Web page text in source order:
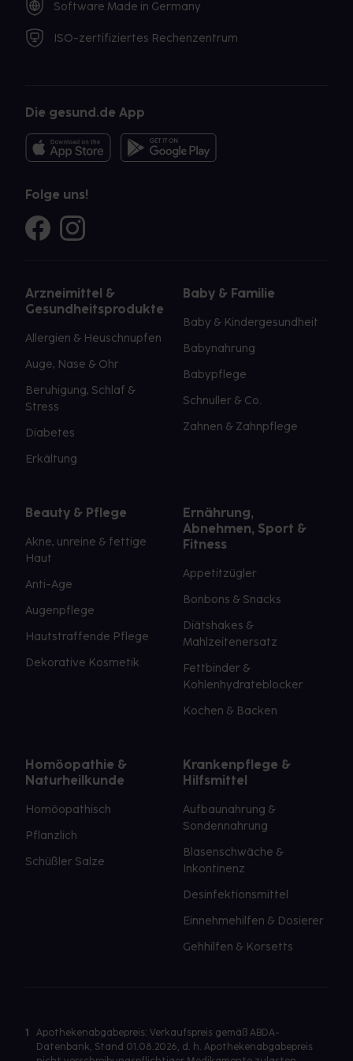
Software Made in Germany
ISO-zertifiziertes Rechenzentrum
Die gesund.de App
Folge uns!
Arzneimittel &
Gesundheitsprodukte
Allergien & Heuschnupfen
Auge, Nase & Ohr
Beruhigung, Schlaf &
Stress
Diabetes
Erkältung
Baby & Familie
Baby & Kindergesundheit
Babynahrung
Babypflege
Schnuller & Co.
Zahnen & Zahnpflege
Beauty & Pflege
Akne, unreine & fettige
Haut
Anti-Age
Augenpflege
Hautstraffende Pflege
Dekorative Kosmetik
Ernährung,
Abnehmen, Sport &
Fitness
Appetitzügler
Bonbons & Snacks
Diätshakes &
Mahlzeitenersatz
Fettbinder &
Kohlenhydrateblocker
Kochen & Backen
Homöopathie &
Naturheilkunde
Homöopathisch
Pflanzlich
Schüßler Salze
Krankenpflege &
Hilfsmittel
Aufbaunahrung &
Sondennahrung
Blasenschwäche &
Inkontinenz
Desinfektionsmittel
Einnehmehilfen & Dosierer
Gehhilfen & Korsetts
1
Apothekenabgabepreis: Verkaufspreis gemäß ABDA-
Datenbank, Stand 01.08.2026, d. h. Apothekenabgabepreis